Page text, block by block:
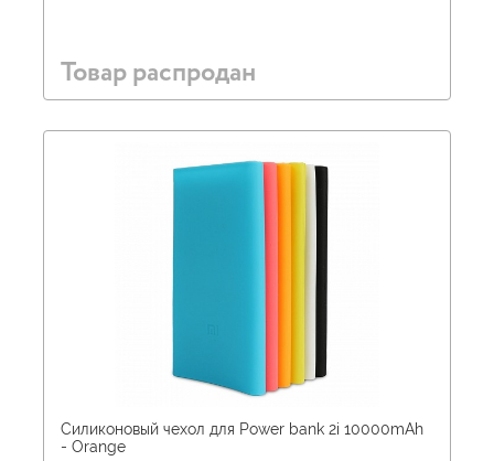
Товар распродан
Силиконовый чехол для Power bank 2i 10000mAh
- Orange